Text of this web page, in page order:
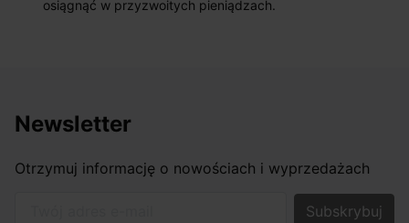
osiągnąć w przyzwoitych pieniądzach.
Newsletter
Otrzymuj informację o nowościach i wyprzedażach